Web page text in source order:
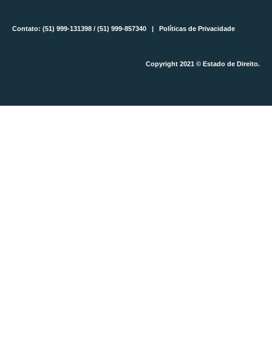
Contato: (51) 999-131398 / (51) 999-857340 | Políticas de Privacidade
Copyright 2021 © Estado de Direito.